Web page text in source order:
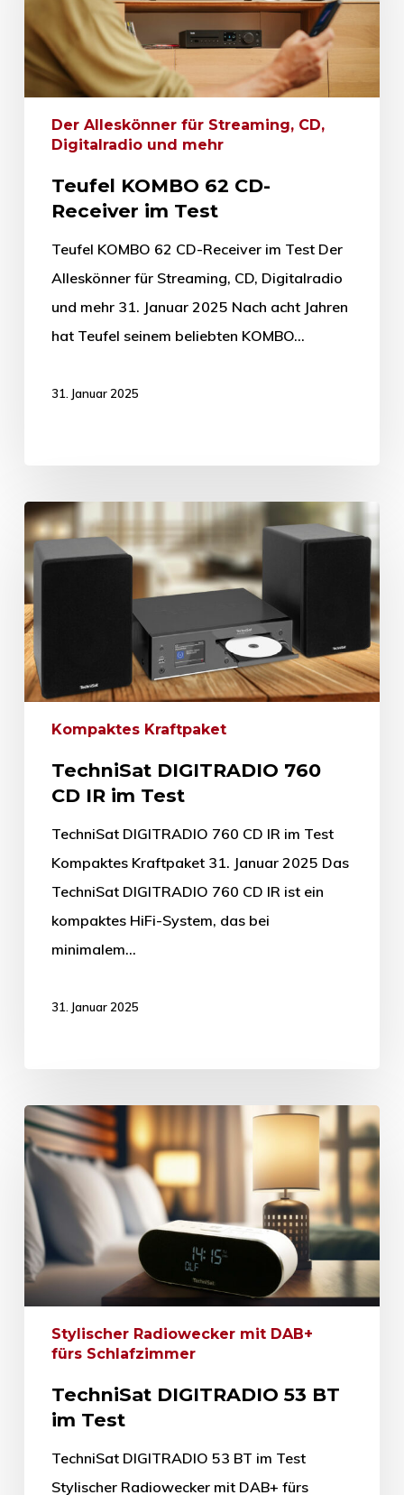
Der Alleskönner für Streaming, CD,
Digitalradio und mehr
Teufel KOMBO 62 CD-
Receiver im Test
Teufel KOMBO 62 CD-Receiver im Test Der
Alleskönner für Streaming, CD, Digitalradio
und mehr 31. Januar 2025 Nach acht Jahren
hat Teufel seinem beliebten KOMBO…
31. Januar 2025
Kompaktes Kraftpaket
TechniSat DIGITRADIO 760
CD IR im Test
TechniSat DIGITRADIO 760 CD IR im Test
Kompaktes Kraftpaket 31. Januar 2025 Das
TechniSat DIGITRADIO 760 CD IR ist ein
kompaktes HiFi-System, das bei
minimalem…
31. Januar 2025
Stylischer Radiowecker mit DAB+
fürs Schlafzimmer
TechniSat DIGITRADIO 53 BT
im Test
TechniSat DIGITRADIO 53 BT im Test
Stylischer Radiowecker mit DAB+ fürs